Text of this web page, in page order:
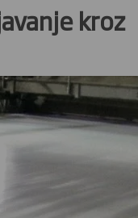
kroz